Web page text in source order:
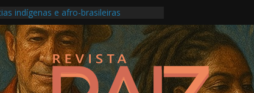
indígenas e afro-brasileiras
roda carioca em álbum ao vivo
Festival do Patrimônio em São Paulo
musical ligada à saúde mental
Pontos de Cultura e as escolas